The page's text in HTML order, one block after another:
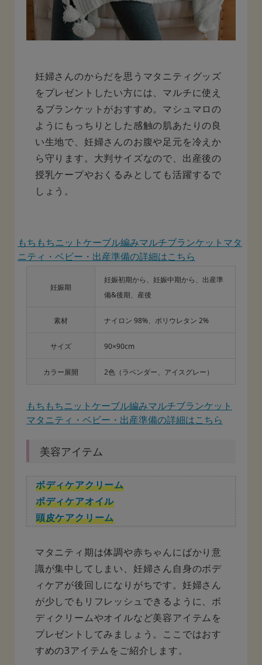
妊婦さんのからだを思うマタニティグッズ
をプレゼントしたい方には、マルチに使え
るブランケットがおすすめ。マシュマロの
ようにもっちりとした感触の肌あたりの良
い生地で、妊婦さんのお腹や足元を冷えか
ら守ります。大判サイズなので、出産後の
授乳ケープやおくるみとしても活躍するで
しょう。
もちもちニットケーブル編みマルチブランケットマタ
ニティ・ベビー・出産準備の詳細はこちら
妊娠期
妊娠初期から、妊娠中期から、出産準
備&後期、産後
素材 ナイロン 98%、ポリウレタン 2%
サイズ 90×90cm
カラー展開 2色（ラベンダー、アイスグレー）
もちもちニットケーブル編みマルチブランケット
マタニティ・ベビー・出産準備の詳細はこちら
美容アイテム
ボディケアクリーム
ボディケアオイル
頭皮ケアクリーム
マタニティ期は体調や赤ちゃんにばかり意
識が集中してしまい、妊婦さん自身のボデ
ィケアが後回しになりがちです。妊婦さん
が少しでもリフレッシュできるように、ボ
ディクリームやオイルなど美容アイテムを
プレゼントしてみましょう。ここではおす
すめの3アイテムをご紹介します。